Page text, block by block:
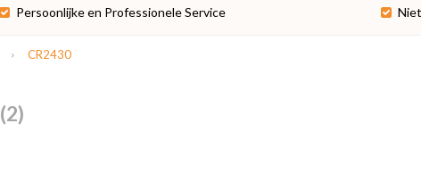
Persoonlijke en Professionele Service
CR2430
(2)